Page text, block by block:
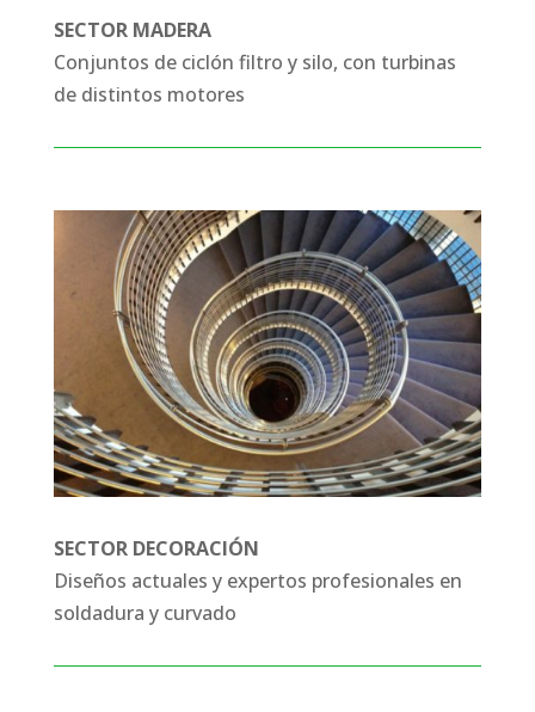
SECTOR MADERA
Conjuntos de ciclón filtro y silo, con turbinas
de distintos motores
SECTOR DECORACIÓN
Diseños actuales y expertos profesionales en
soldadura y curvado